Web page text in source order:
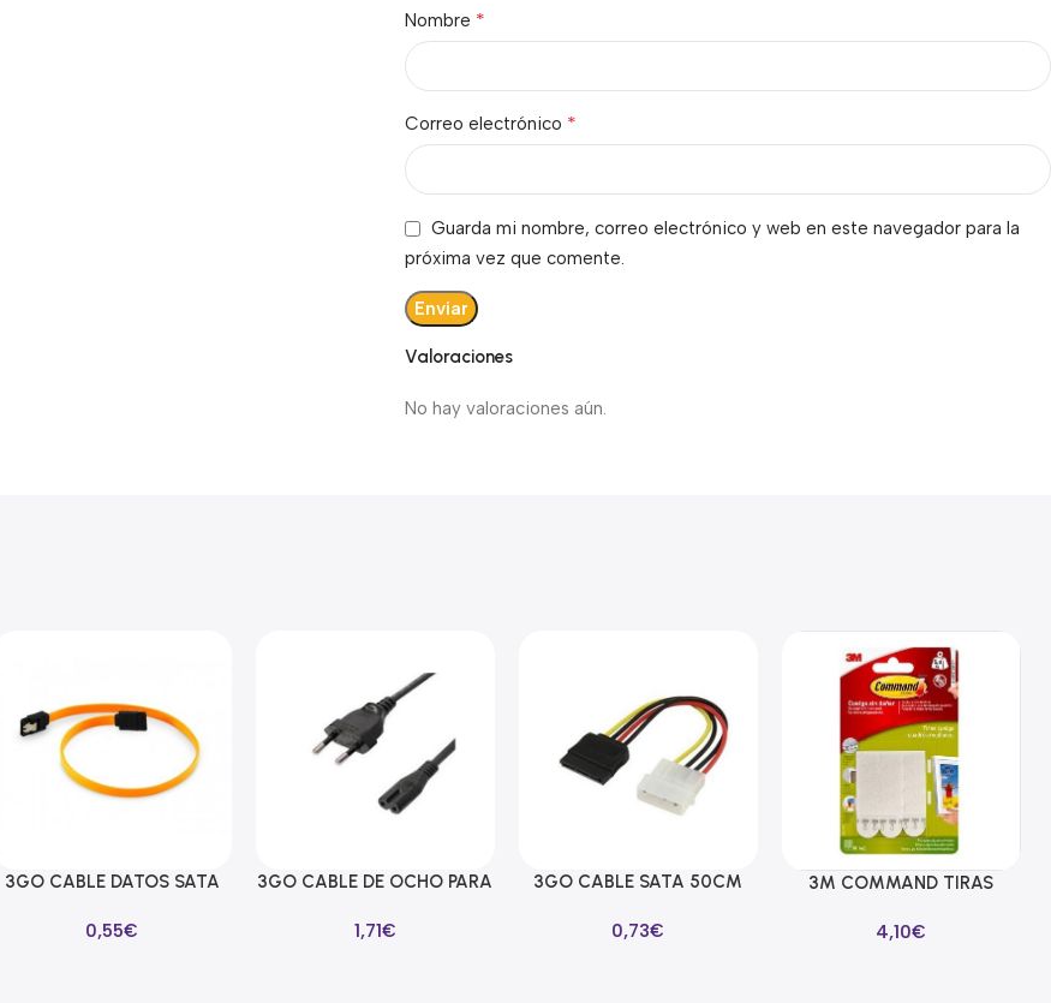
Valoraciones
No hay valoraciones aún.
Nombre *
Correo electrónico *
Guarda mi nombre, correo electrónico y web en este navegador para la
próxima vez que comente.
Añadir Al Carrito
3GO CABLE DATOS SATA
AMARILLO
0,55€
Añadir Al Carrito
3GO CABLE DE OCHO PARA
1,71€
Añadir Al Carrito
3GO CABLE SATA 50CM
0,73€
Añadir Al Carrito
3M COMMAND TIRAS
BLANCAS MEDIANAS
4,10€